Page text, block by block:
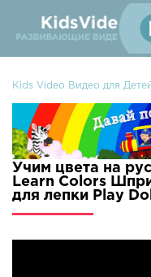
Kids Video Видео для
Учим цвета на
Learn Colors
для лепки Play